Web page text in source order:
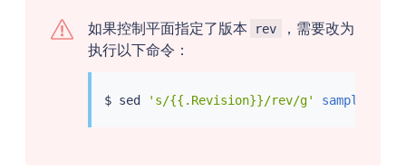
如果控制平面指定了版本 rev
，需要改为
执行以下命令：
$ sed 's/{{.Revision}}/rev/g' samples/